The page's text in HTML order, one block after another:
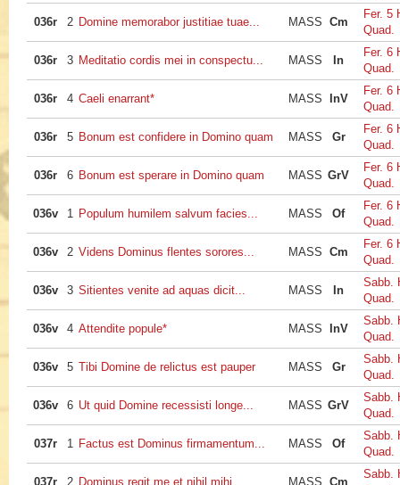
036r 2 Domine memorabor justitiae tuae... MASS Cm
Fer. 5
Quad.
036r 3 Meditatio cordis mei in conspectu... MASS In
Fer. 6
Quad.
036r 4 Caeli enarrant* MASS InV
Fer. 6
Quad.
036r 5 Bonum est confidere in Domino quam MASS Gr
Fer. 6
Quad.
036r 6 Bonum est sperare in Domino quam MASS GrV
Fer. 6
Quad.
036v 1 Populum humilem salvum facies... MASS Of
Fer. 6
Quad.
036v 2 Videns Dominus flentes sorores... MASS Cm
Fer. 6
Quad.
036v 3 Sitientes venite ad aquas dicit... MASS In
Sabb.
Quad.
036v 4 Attendite popule* MASS InV
Sabb.
Quad.
036v 5 Tibi Domine de relictus est pauper MASS Gr
Sabb.
Quad.
036v 6 Ut quid Domine recessisti longe... MASS GrV
Sabb.
Quad.
037r 1 Factus est Dominus firmamentum... MASS Of
Sabb.
Quad.
037r 2 Dominus regit me et nihil mihi MASS Cm
Sabb.